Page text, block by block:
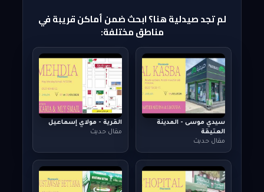
لم تجد صيدلية هنا؟ ابحث ضمن أماكن قريبة في
مناطق مختلفة:
سيدي موسى - المدينة
العتيقة
مقال حديث
القرية - مولاي إسماعيل
مقال حديث